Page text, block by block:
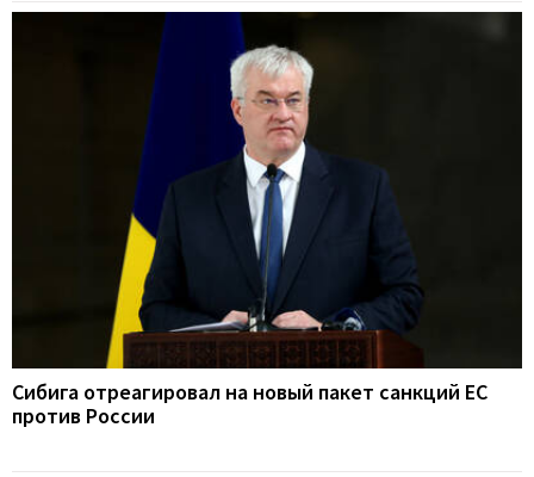
Сибига отреагировал на новый пакет санкций ЕС
против России